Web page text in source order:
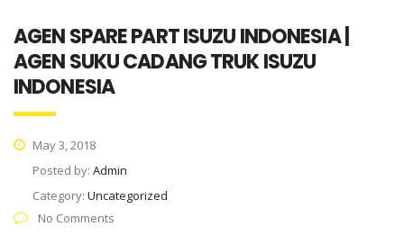
AGEN SPARE PART ISUZU INDONESIA |
AGEN SUKU CADANG TRUK ISUZU
INDONESIA
May 3, 2018
Posted by: Admin
Category: Uncategorized
No Comments